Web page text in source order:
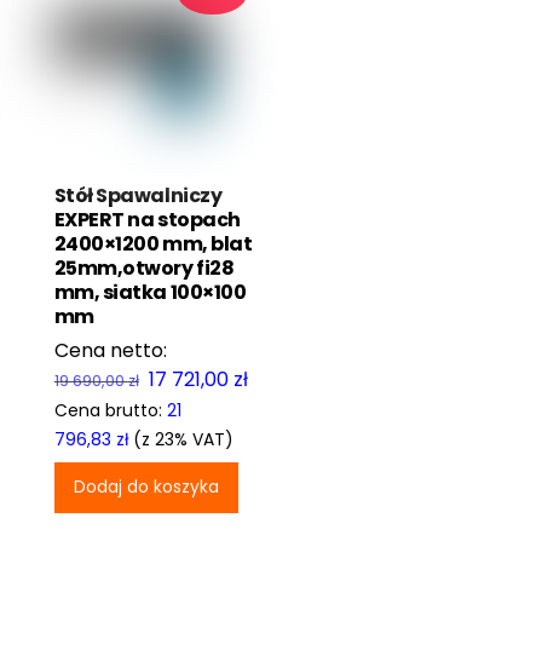
Stół Spawalniczy
EXPERT na stopach
2400×1200 mm, blat
25mm,otwory fi28
mm, siatka 100×100
mm
19 690,00zł Pierwotna
cena
wynosiła:
19
690,00 zł.
17 721,00 złAktualna
Cena brutto: 21
796,83 zł(z 23% VAT)
Dodaj do koszyka